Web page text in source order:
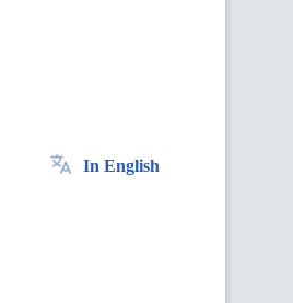
In English